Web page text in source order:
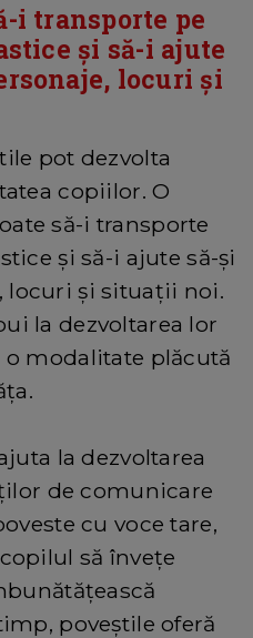
i transporte pe
și să-i ajute
locuri și
pot dezvolta
copiilor. O
să-i transporte
și să-i ajute să-și
locuri și situații noi.
la dezvoltarea lor
modalitate plăcută
la dezvoltarea
de comunicare
cu voce tare,
să învețe
poveștile oferă